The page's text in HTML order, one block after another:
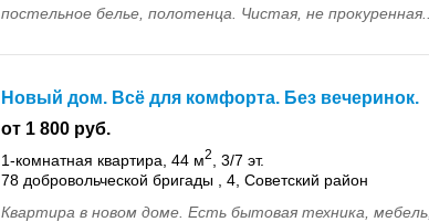
постельное белье, полотенца. Чистая, не прокуренная...
Новый дом. Всё для комфорта. Без вечеринок.
от 1 800 руб.
1-комнатная квартира, 44 м2
, 3/7 эт.
78 добровольческой бригады , 4, Советский район
Квартира в новом доме. Есть бытовая техника, мебель,